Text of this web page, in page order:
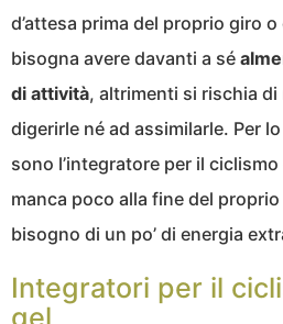
d’attesa prima del proprio giro
bisogna avere davanti a sé
di attività, altrimenti si rischia
digerirle né ad assimilarle. Per
sono l’integratore per il
manca poco alla fine del
bisogno di un po’ di energia
Integratori per il
gel